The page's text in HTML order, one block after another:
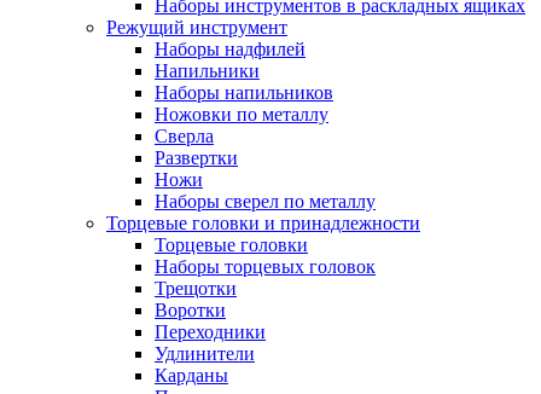
Наборы инструментов в раскладных ящиках
Режущий инструмент
Наборы надфилей
Напильники
Наборы напильников
Ножовки по металлу
Сверла
Развертки
Ножи
Наборы сверел по металлу
Торцевые головки и принадлежности
Торцевые головки
Наборы торцевых головок
Трещотки
Воротки
Переходники
Удлинители
Карданы